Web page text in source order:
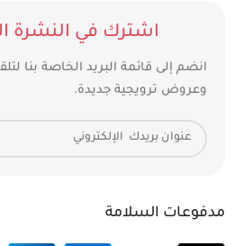
اشترك في النشرة
انضم إلى قائمة البريد الخاصة بنا
وعروض ترويجية جديدة.
مدفوعات السلامة